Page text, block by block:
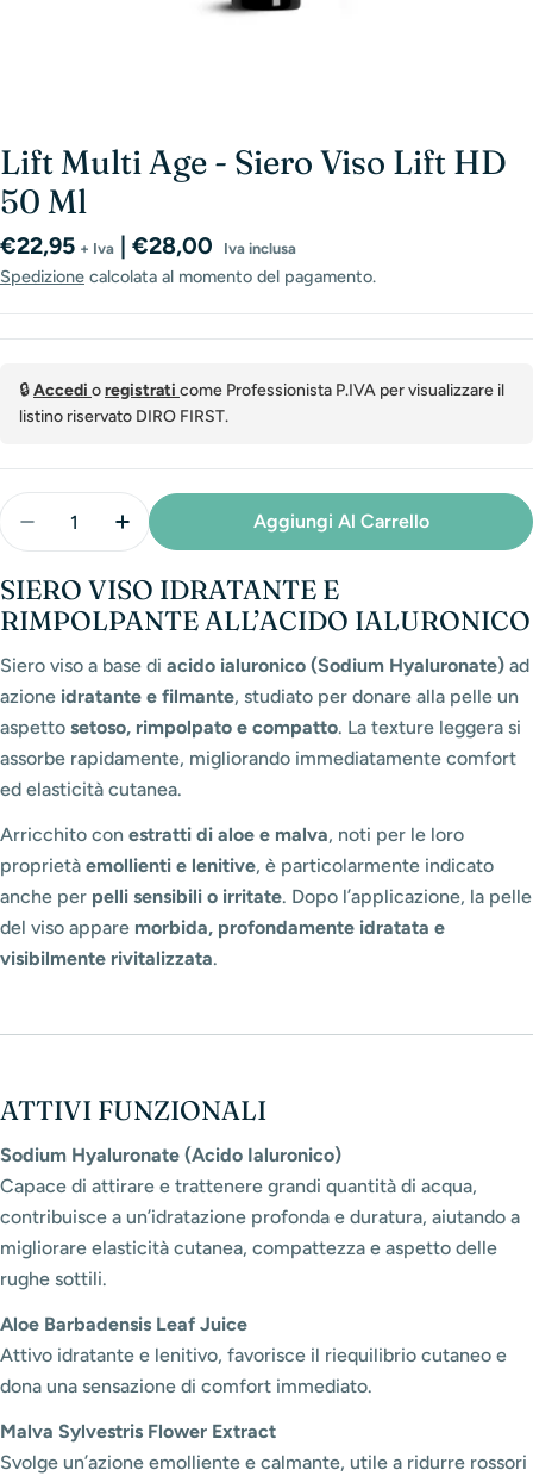
Lift Multi Age - Siero Viso Lift HD
50 Ml
Prezzo
normale
€22,95 + Iva | €28,00 Iva inclusa
Spedizione calcolata al momento del pagamento.
🔒Accedi oregistrati come Professionista P.IVA per visualizzare il
listino riservato DIRO FIRST.
Diminuisci La Quantità Per Lift Multi Age - Siero
Aumenta La Quantità Per Lift Multi Age -
Aggiungi Al Carrello
SIERO VISO IDRATANTE E
RIMPOLPANTE ALL’ACIDO IALURONICO
Siero viso a base di acido ialuronico (Sodium Hyaluronate) ad
azione idratante e filmante, studiato per donare alla pelle un
aspetto setoso, rimpolpato e compatto. La texture leggera si
assorbe rapidamente, migliorando immediatamente comfort
ed elasticità cutanea.
Arricchito con estratti di aloe e malva, noti per le loro
proprietà emollienti e lenitive, è particolarmente indicato
anche per pelli sensibili o irritate. Dopo l’applicazione, la pelle
del viso appare morbida, profondamente idratata e
visibilmente rivitalizzata.
ATTIVI FUNZIONALI
Sodium Hyaluronate (Acido Ialuronico)
Capace di attirare e trattenere grandi quantità di acqua,
contribuisce a un’idratazione profonda e duratura, aiutando a
migliorare elasticità cutanea, compattezza e aspetto delle
rughe sottili.
Aloe Barbadensis Leaf Juice
Attivo idratante e lenitivo, favorisce il riequilibrio cutaneo e
dona una sensazione di comfort immediato.
Malva Sylvestris Flower Extract
Svolge un’azione emolliente e calmante, utile a ridurre rossori